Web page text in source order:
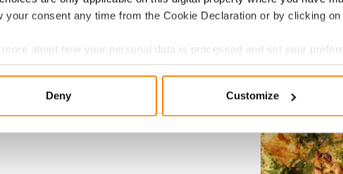
your consent any time from the Cookie Declaration or by clicking
more about how your personal data is processed and set your
about your use of our site with our social media, advertising and
that you’ve provided to them or that they’ve collected from
Deny Customize